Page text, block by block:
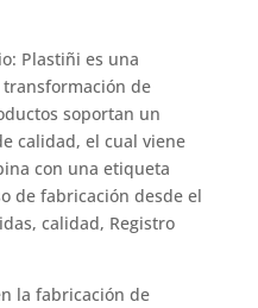
Plastiñi es una
de
soportan un
calidad, el cual viene
con una etiqueta
de fabricación desde el
calidad, Registro
la fabricación de